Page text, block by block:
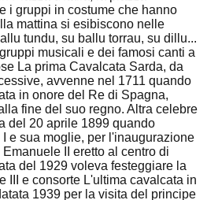
i gruppi in costume che hanno
mattina si esibiscono nelle
tundu, su ballu torrau, su dillu...
musicali e dei famosi canti a
La prima Cavalcata Sarda, da
avvenne nel 1711 quando
in onore del Re di Spagna,
fine del suo regno. Altra celebre
del 20 aprile 1899 quando
e sua moglie, per l'inaugurazione
II eretto al centro di
del 1929 voleva festeggiare la
III e consorte L'ultima cavalcata in
1939 per la visita del principe